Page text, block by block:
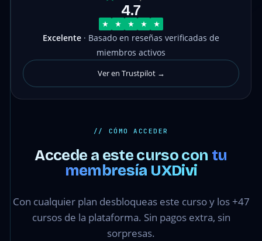
4.7
Excelente · Basado en reseñas verificadas de
miembros activos
Ver en Trustpilot →
// CÓMO ACCEDER
Accede a este curso con tu
membresía UXDivi
Con cualquier plan desbloqueas este curso y los +47
cursos de la plataforma. Sin pagos extra, sin
sorpresas.